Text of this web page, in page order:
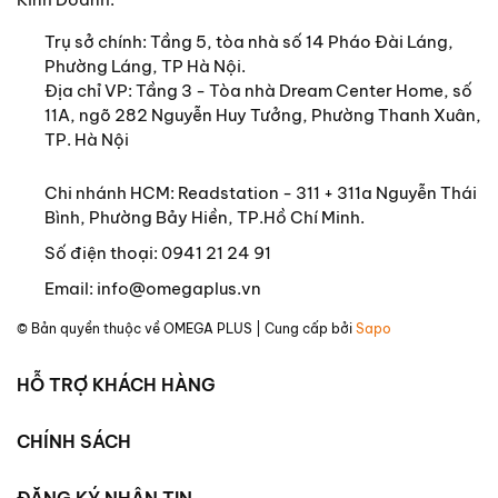
mà không phải là do những khả năng khác nhau
gắn liền với cấu tạo thân thể hay tâm lý của người
da đen, da vàng hay da trắng mà có.”
“Tính đa dạng của các nền văn hóa con người, có
thật trong hiện tại và cũng có thật trong quá khứ,
là lớn hơn và phong phú hơn nhiều so với những gì
(trích Chương II: Tính đa dạng của các nền văn
TÁC GIẢ
Claude Lévi-Strauss (1908-2009)
Trụ sở chính: Tầng 5, tòa nhà số 14 Pháo Đài Láng,
Phường Láng, TP Hà Nội.
Địa chỉ VP: Tầng 3 - Tòa nhà Dream Center Home, số
11A, ngõ 282 Nguyễn Huy Tưởng, Phường Thanh Xuân,
TP. Hà Nội
Chi nhánh HCM: Readstation - 311 + 311a Nguyễn Thái
Bình, Phường Bảy Hiền, TP.Hồ Chí Minh.
Số điện thoại: 0941 21 24 91
Email: info@omegaplus.vn
© Bản quyền thuộc về OMEGA PLUS | Cung cấp bởi Sapo
HỖ TRỢ KHÁCH HÀNG
CHÍNH SÁCH